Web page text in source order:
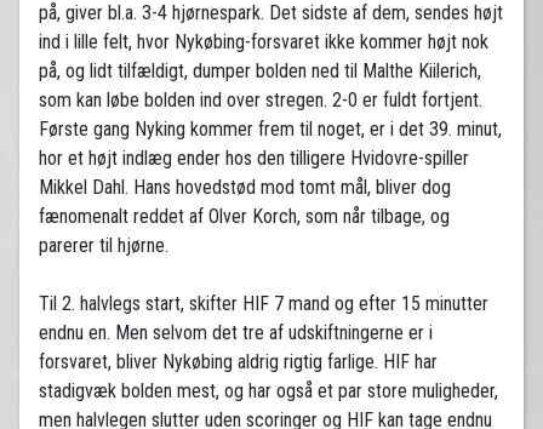
på, giver bl.a. 3-4 hjørnespark. Det sidste af dem, sendes højt
ind i lille felt, hvor Nykøbing-forsvaret ikke kommer højt nok
på, og lidt tilfældigt, dumper bolden ned til Malthe Kiilerich,
som kan løbe bolden ind over stregen. 2-0 er fuldt fortjent.
Første gang Nyking kommer frem til noget, er i det 39. minut,
hor et højt indlæg ender hos den tilligere Hvidovre-spiller
Mikkel Dahl. Hans hovedstød mod tomt mål, bliver dog
fænomenalt reddet af Olver Korch, som når tilbage, og
parerer til hjørne.
Til 2. halvlegs start, skifter HIF 7 mand og efter 15 minutter
endnu en. Men selvom det tre af udskiftningerne er i
forsvaret, bliver Nykøbing aldrig rigtig farlige. HIF har
stadigvæk bolden mest, og har også et par store muligheder,
men halvlegen slutter uden scoringer og HIF kan tage endnu